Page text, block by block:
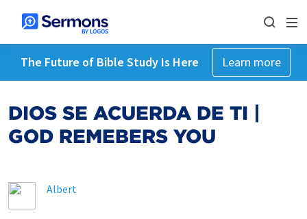
The Future of Bible Study Is Here Learn more
DIOS SE ACUERDA DE TI |
GOD REMEBERS YOU
Albert